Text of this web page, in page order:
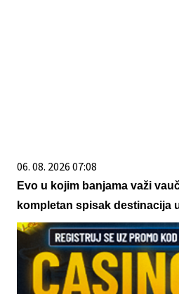
06. 08. 2026 07:08
Evo u kojim banjama važi
kompletan spisak destinacija